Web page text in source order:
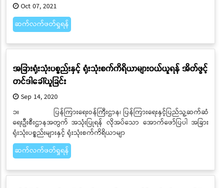
Oct 07, 2021
ဆက်လက်ဖတ်ရှုရန်
အခြားရုံးသုံးပစ္စည်းနှင့် ရုံးသုံးစက်ကိရိယာများဝယ်ယူရန် အိတ်ဖွင့်
တင်ဒါခေါ်ယူခြင်း
Sep 14, 2020
၁။ ပြန်ကြားရေးဝန်ကြီးဌာန၊ ပြန်ကြားရေးနှင့်ပြည်သူ့ဆက်ဆံ
ရေးဦးစီးဌာနအတွက် အသုံးပြုရန် လိုအပ်သော အောက်ဖော်ပြပါ အခြား
ရုံးသုံးပစ္စည်းများနှင့် ရုံးသုံးစက်ကိရိယာမျာ
ဆက်လက်ဖတ်ရှုရန်